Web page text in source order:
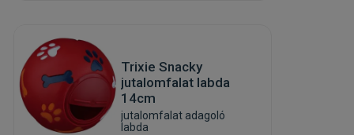
Trixie Snacky
jutalomfalat labda
14cm
jutalomfalat adagoló
labda